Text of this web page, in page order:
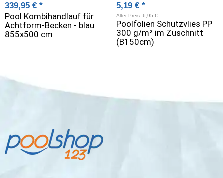
Pool Kombihandlauf für
Achtform-Becken - blau
855x500 cm
339,95 € *
Poolfolien Schutzvlies PP
300 g/m² im Zuschnitt
(B150cm)
5,19 € *
Alter Preis: 6,95 €